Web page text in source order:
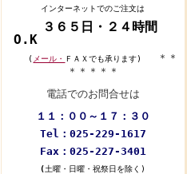
インターネットでのご注文は
３６５日・２４時間
O.K
( メール・ ＦＡＸでも承ります)
＊＊
＊＊＊＊＊
電話でのお問合せは
１１：００～１７：３０
Tel：025-229-1617
Fax：025-227-3401
(土曜・日曜・祝祭日を除く)